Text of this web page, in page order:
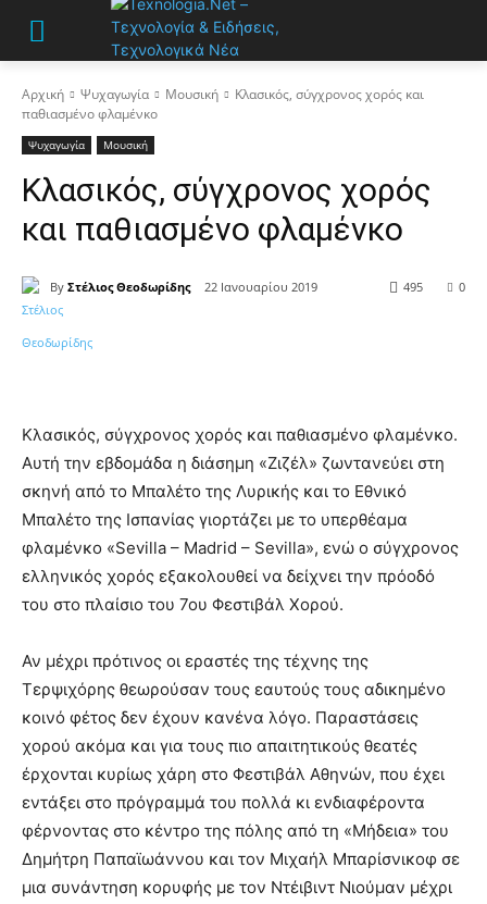
Αρχική Ψυχαγωγία Μουσική
Κλασικός, σύγχρονος χορός και
παθιασμένο φλαμένκο
Ψυχαγωγία Μουσική
Κλασικός, σύγχρονος χορός
και παθιασμένο φλαμένκο
By Στέλιος Θεοδωρίδης 22 Ιανουαρίου 2019 0
495
Κλασικός, σύγχρονος χορός και παθιασμένο φλαμένκο.
Αυτή την εβδομάδα η διάσημη «Ζιζέλ» ζωντανεύει στη
σκηνή από το Μπαλέτο της Λυρικής και το Εθνικό
Μπαλέτο της Ισπανίας γιορτάζει με το υπερθέαμα
φλαμένκο «Sevilla – Madrid – Sevilla», ενώ ο σύγχρονος
ελληνικός χορός εξακολουθεί να δείχνει την πρόοδό
του στο πλαίσιο του 7ου Φεστιβάλ Χορού.
Αν μέχρι πρότινος οι εραστές της τέχνης της
Τερψιχόρης θεωρούσαν τους εαυτούς τους αδικημένο
κοινό φέτος δεν έχουν κανένα λόγο. Παραστάσεις
χορού ακόμα και για τους πιο απαιτητικούς θεατές
έρχονται κυρίως χάρη στο Φεστιβάλ Αθηνών, που έχει
εντάξει στο πρόγραμμά του πολλά κι ενδιαφέροντα
φέρνοντας στο κέντρο της πόλης από τη «Μήδεια» του
Δημήτρη Παπαϊωάννου και τον Μιχαήλ Μπαρίσνικοφ σε
μια συνάντηση κορυφής με τον Ντέιβιντ Νιούμαν μέχρι